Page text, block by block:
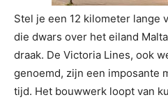
Stel je een 12 kilometer lange
die dwars over het eiland
draak. De Victoria Lines, ook
genoemd, zijn een imposante
tijd. Het bouwwerk loopt van